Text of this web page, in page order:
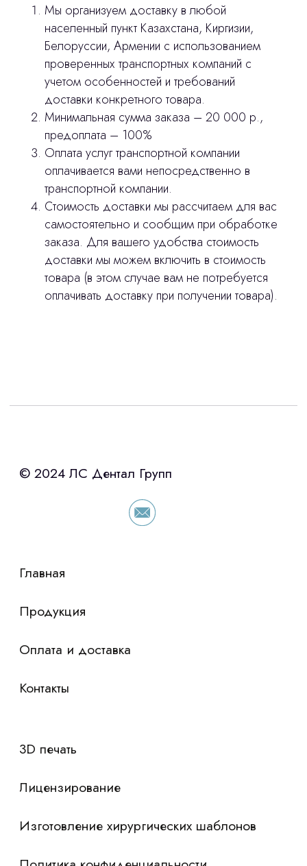
Мы организуем доставку в любой
населенный пункт Казахстана, Киргизии,
Белоруссии, Армении с использованием
проверенных транспортных компаний с
учетом особенностей и требований
доставки конкретного товара.
Минимальная сумма заказа – 20 000 р.,
предоплата – 100%
Оплата услуг транспортной компании
оплачивается вами непосредственно в
транспортной компании.
Стоимость доставки мы рассчитаем для вас
самостоятельно и сообщим при обработке
заказа. Для вашего удобства стоимость
доставки мы можем включить в стоимость
товара (в этом случае вам не потребуется
оплачивать доставку при получении товара).
Интересует лизинг?
«Уралпромлизинг» подберем выгодные
условия по лизингу оборудования,
просто оставьте контакты чтобы мы
сориентировали по условиям
сделано
Лицензирование
Изготовление хирургических шаблонов
Политика конфиденциальности
stasicus